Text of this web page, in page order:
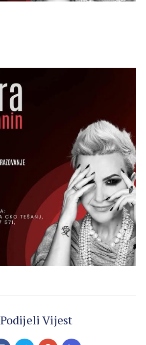
Podijeli Vijest